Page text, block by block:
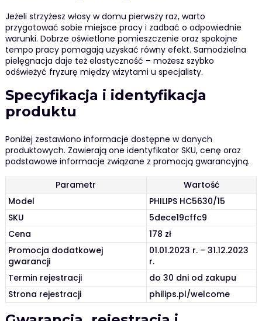
Jeżeli strzyżesz włosy w domu pierwszy raz, warto
przygotować sobie miejsce pracy i zadbać o odpowiednie
warunki. Dobrze oświetlone pomieszczenie oraz spokojne
tempo pracy pomagają uzyskać równy efekt. Samodzielna
pielęgnacja daje też elastyczność – możesz szybko
odświeżyć fryzurę między wizytami u specjalisty.
Specyfikacja i identyfikacja
produktu
Poniżej zestawiono informacje dostępne w danych
produktowych. Zawierają one identyfikator SKU, cenę oraz
podstawowe informacje związane z promocją gwarancyjną.
Parametr
Wartość
Model
PHILIPS HC5630/15
SKU
5dece19cffc9
Cena
178 zł
Promocja dodatkowej
gwarancji
01.01.2023 r. – 31.12.2023
r.
Termin rejestracji
do 30 dni od zakupu
Strona rejestracji
philips.pl/welcome